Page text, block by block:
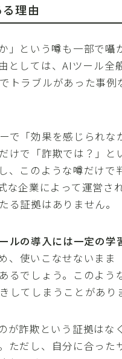
理由
」という噂も一部で囁
としては、AIツール全
トラブルがあった事例
で「効果を感じられな
けで「詐欺では？」と
、このような噂だけで
な企業によって運営さ
る証拠はありません。
ルの導入には一定の学
、使いこなせないまま
るでしょう。このよう
してしまうことがあり
が詐欺という証拠はな
ただし、自分に合った